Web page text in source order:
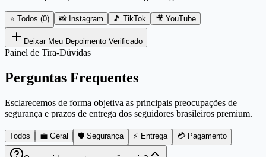
⭐ Todos (0) 📸 Instagram 🎵 TikTok 🎥 YouTube
Deixar Meu Depoimento Verificado
Painel de Tira-Dúvidas
Perguntas Frequentes
Esclarecemos de forma objetiva as principais preocupações de
segurança e prazos de entrega dos seguidores brasileiros premium.
Todos 💼 Geral 🛡️ Segurança ⚡ Entrega 💳 Pagamento